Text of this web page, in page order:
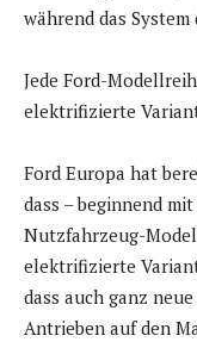
während das
Jede Ford-
elektrifizierte
Ford Europa hat
dass – beginnend
Nutzfahrzeug-
elektrifizierte
dass auch ganz
Antrieben auf den